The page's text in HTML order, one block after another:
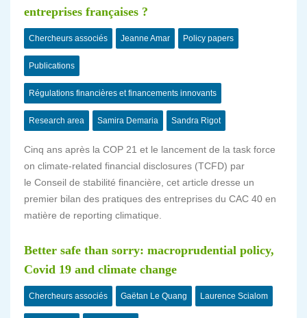
entreprises françaises ?
Chercheurs associés Jeanne Amar Policy papers
Publications
Régulations financières et financements innovants
Research area Samira Demaria Sandra Rigot
Cinq ans après la COP 21 et le lancement de la task force
on climate-related financial disclosures (TCFD) par
le Conseil de stabilité financière, cet article dresse un
premier bilan des pratiques des entreprises du CAC 40 en
matière de reporting climatique.
Better safe than sorry: macroprudential policy,
Covid 19 and climate change
Chercheurs associés Gaëtan Le Quang Laurence Scialom